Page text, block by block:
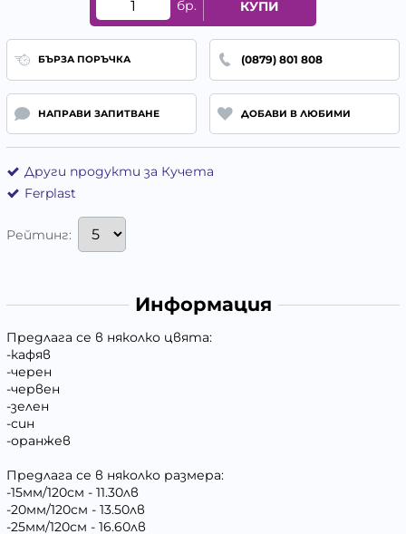
бр. КУПИ
БЪРЗА ПОРЪЧКА (0879) 801 808
НАПРАВИ ЗАПИТВАНЕ ДОБАВИ В ЛЮБИМИ
Други продукти за Кучета
Ferplast
Рейтинг:
Информация
Предлага се в няколко цвята:
-кафяв
-черен
-червен
-зелен
-син
-оранжев
Предлага се в няколко размера:
-15мм/120см - 11.30лв
-20мм/120см - 13.50лв
-25мм/120см - 16.60лв